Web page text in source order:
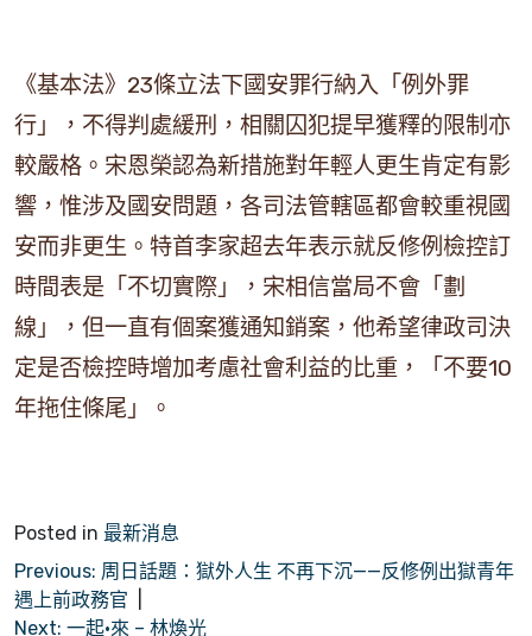
《基本法》23條立法下國安罪行納入「例外罪
行」，不得判處緩刑，相關囚犯提早獲釋的限制亦
較嚴格。宋恩榮認為新措施對年輕人更生肯定有影
響，惟涉及國安問題，各司法管轄區都會較重視國
安而非更生。特首李家超去年表示就反修例檢控訂
時間表是「不切實際」，宋相信當局不會「劃
線」，但一直有個案獲通知銷案，他希望律政司決
定是否檢控時增加考慮社會利益的比重，「不要10
年拖住條尾」。
Posted in 最新消息
文
章
Previous: 周日話題：獄外人生 不再下沉——反修例出獄青年
遇上前政務官
Next: 一起•來 – 林煥光